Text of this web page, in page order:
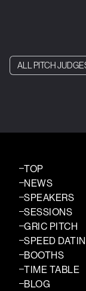
ALL PITCH
TOP
NEWS
SPEAKERS
SESSIONS
GRIC PITCH
SPEED
BOOTHS
TIME TABLE
BLOG